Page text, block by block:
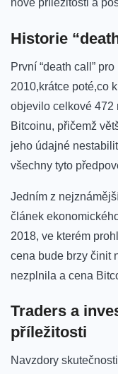
nové příležitosti a⁣
Historie​
První “death‍ call”
2010,krátce poté,co
objevilo celkové 472
⁢Bitcoinu, přičemž
jeho údajné⁢
všechny ⁢tyto
Jedním ​z
​článek‍
2018, ve‌ kterém
cena bude brzy činit
nezplnila a cena
Traders a
⁢příležitosti
Navzdory